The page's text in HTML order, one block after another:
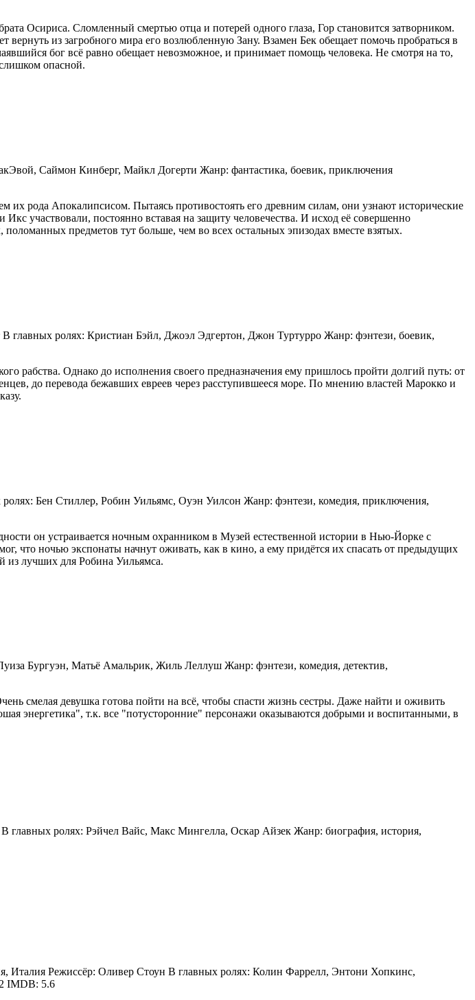
Осириса. Сломленный смертью отца и потерей одного глаза, Гор становится затворником.
из загробного мира его возлюбленную Зану. Взамен Бек обещает помочь пробраться в
бог всё равно обещает невозможное, и принимает помощь человека. Не смотря на то,
опасной.
Саймон Кинберг, Майкл Догерти Жанр: фантастика, боевик, приключения
их рода Апокалипсисом. Пытаясь противостоять его древним силам, они узнают исторические
участвовали, постоянно вставая на защиту человечества. И исход её совершенно
предметов тут больше, чем во всех остальных эпизодах вместе взятых.
главных ролях: Кристиан Бэйл, Джоэл Эдгертон, Джон Туртурро Жанр: фэнтези, боевик,
рабства. Однако до исполнения своего предназначения ему пришлось пройти долгий путь: от
до перевода бежавших евреев через расступившееся море. По мнению властей Марокко и
Бен Стиллер, Робин Уильямс, Оуэн Уилсон Жанр: фэнтези, комедия, приключения,
он устраивается ночным охранником в Музей естественной истории в Нью-Йорке с
что ночью экспонаты начнут оживать, как в кино, а ему придётся их спасать от предыдущих
из лучших для Робина Уильямса.
Бургуэн, Матьё Амальрик, Жиль Леллуш Жанр: фэнтези, комедия, детектив,
смелая девушка готова пойти на всё, чтобы спасти жизнь сестры. Даже найти и оживить
энергетика", т.к. все "потусторонние" персонажи оказываются добрыми и воспитанными, в
главных ролях: Рэйчел Вайс, Макс Мингелла, Оскар Айзек Жанр: биография, история,
Италия Режиссёр: Оливер Стоун В главных ролях: Колин Фаррелл, Энтони Хопкинс,
IMDB: 5.6